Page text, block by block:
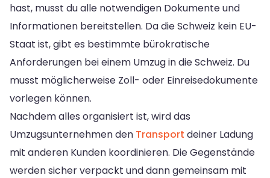
hast, musst du alle notwendigen Dokumente und
Informationen bereitstellen. Da die Schweiz kein EU-
Staat ist, gibt es bestimmte bürokratische
Anforderungen bei einem Umzug in die Schweiz. Du
musst möglicherweise Zoll- oder Einreisedokumente
vorlegen können.
Nachdem alles organisiert ist, wird das
Umzugsunternehmen den Transport deiner Ladung
mit anderen Kunden koordinieren. Die Gegenstände
werden sicher verpackt und dann gemeinsam mit